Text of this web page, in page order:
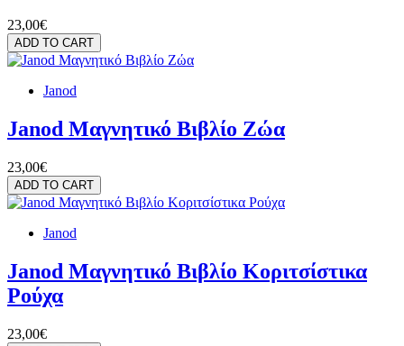
23,00€
ADD TO CART
Janod
Janod Μαγνητικό Βιβλίο Ζώα
23,00€
ADD TO CART
Janod
Janod Μαγνητικό Βιβλίο Κοριτσίστικα
Ρούχα
23,00€